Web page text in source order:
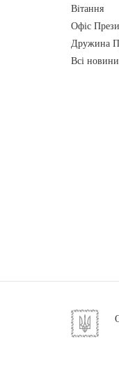
Вiтання
Офіс
Дружина
Всі новини